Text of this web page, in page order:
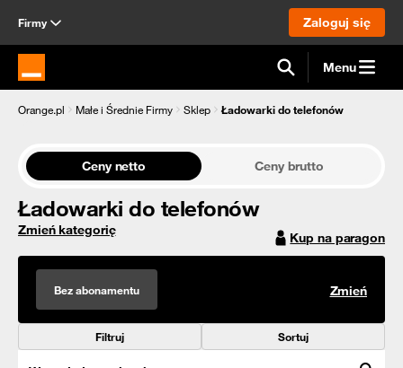
Firmy Zaloguj się
Strona główna Orange.pl Menu
Orange.pl Małe i Średnie Firmy Sklep Ładowarki do telefonów
Ceny netto Ceny brutto
Ładowarki do telefonów
Zmień kategorię Kup na paragon
Bez abonamentu Zmień
Filtruj Sortuj